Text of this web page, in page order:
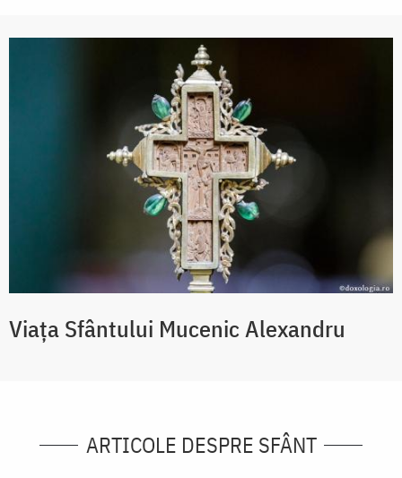
Viața Sfântului Mucenic Alexandru
ARTICOLE DESPRE SFÂNT